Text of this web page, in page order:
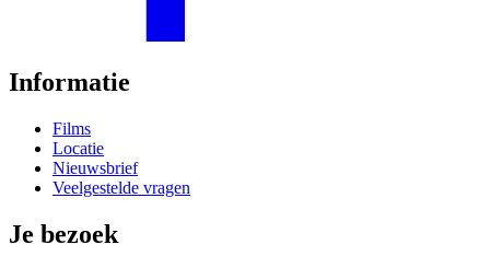
Informatie
Films
Locatie
Nieuwsbrief
Veelgestelde vragen
Je bezoek